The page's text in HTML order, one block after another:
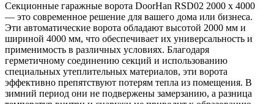
Секционные гаражные ворота DoorHan RSD02 2000 х 4000
— это современное решение для вашего дома или бизнеса.
Эти автоматические ворота обладают высотой 2000 мм и
шириной 4000 мм, что обеспечивает их универсальность и
применимость в различных условиях. Благодаря
герметичному соединению секций и использованию
специальных утеплительных материалов, эти ворота
эффективно препятствуют потерям тепла из помещения. В
зимний период они не подвержены замерзанию, а разница